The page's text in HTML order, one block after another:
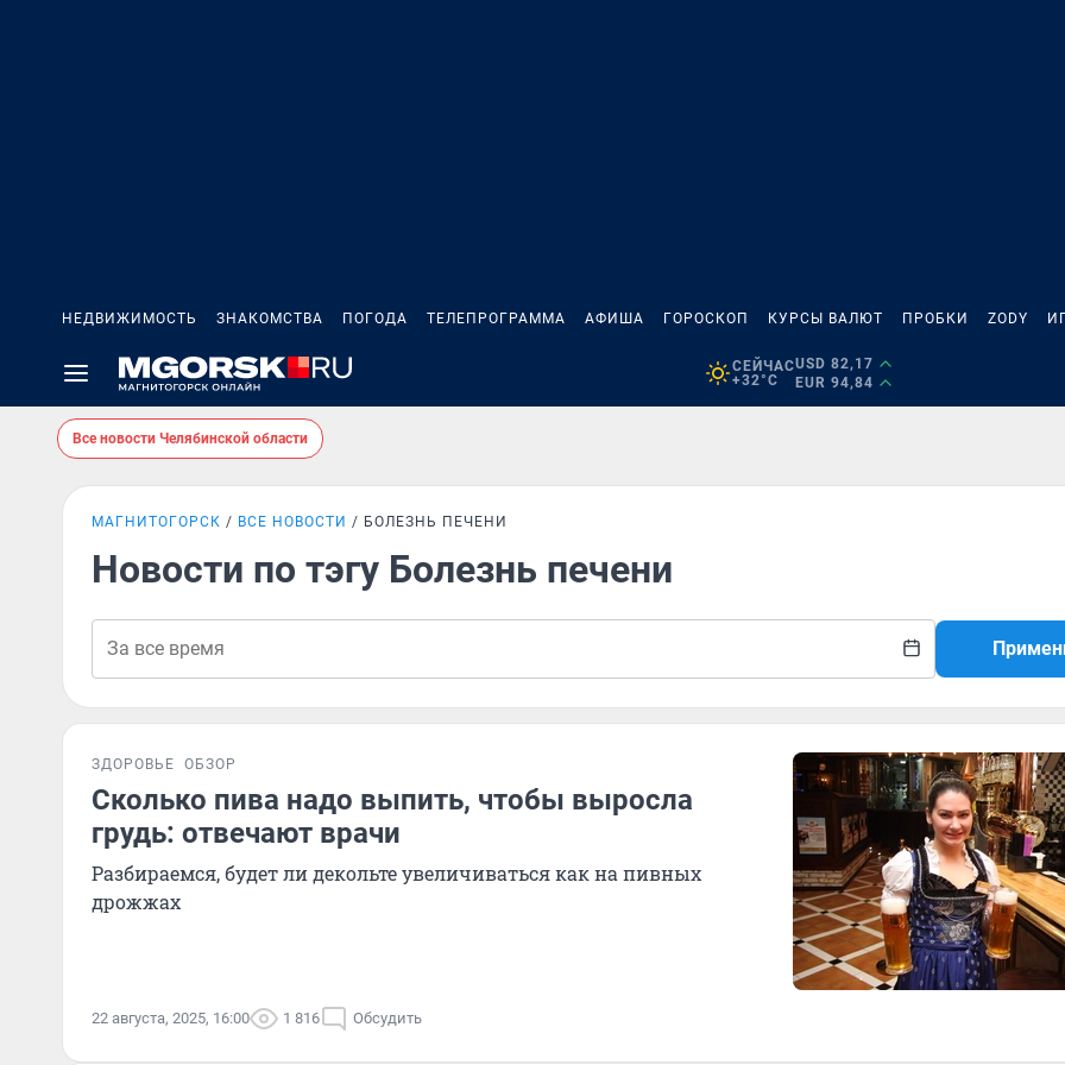
НЕДВИЖИМОСТЬ ЗНАКОМСТВА ПОГОДА ТЕЛЕПРОГРАММА АФИША ГОРОСКОП КУРСЫ ВАЛЮТ ПРОБКИ ZODY
СЕЙЧАС
+32°C
USD 82,17
EUR 94,84
Все новости Челябинской области
МАГНИТОГОРСК ВСЕ НОВОСТИ БОЛЕЗНЬ ПЕЧЕНИ
Новости по тэгу Болезнь печени
ЗДОРОВЬЕ ОБЗОР
Сколько пива надо выпить, чтобы выросла
грудь: отвечают врачи
Разбираемся, будет ли декольте увеличиваться как на пивных
дрожжах
22 августа, 2025, 16:00 1 816 Обсудить